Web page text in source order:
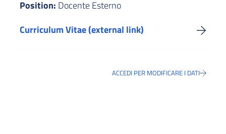
Position: Docente Esterno
Curriculum Vitae (external link)
ACCEDI PER MODIFICARE I DATI